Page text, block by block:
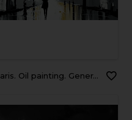
Oil painting. Generative AI art.